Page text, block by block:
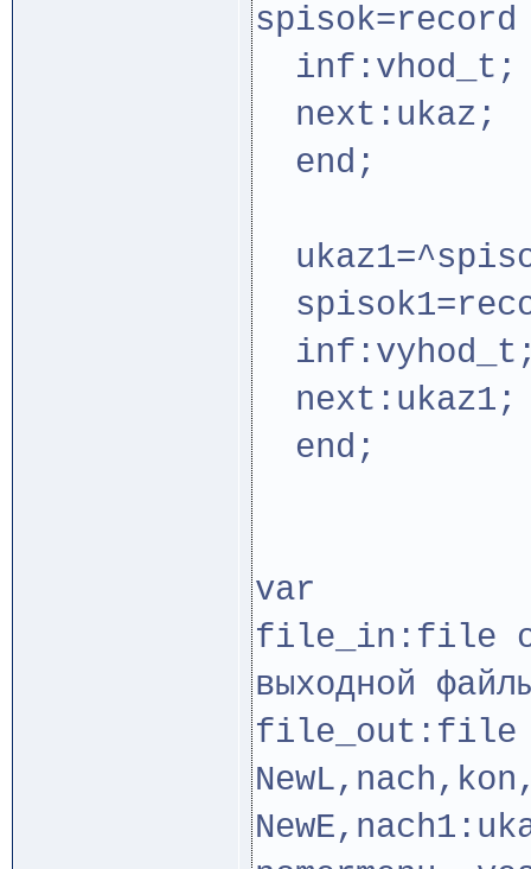
spisok=record
inf:vhod_t;
next:ukaz;
end;
next:ukaz1;
end;
var
file_in:file
выходной
file_out:file